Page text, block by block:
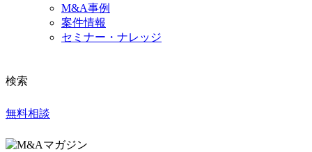
M&A事例
案件情報
セミナー・ナレッジ
検索
無料相談